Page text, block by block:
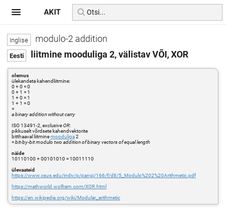
modulo-2 addition
liitmine mooduliga 2, välistav VÕI, XOR
olemus
ülekandeta kahendliitmine:
0 + 0 = 0
0 + 1 = 1
1 + 0 = 1
1 + 1 = 0
=
a binary addition without carry
ISO 13491-2,exclusive OR:
pikkuselt võrdsete kahendvektorite
bitthaaval liitminemooduliga2
=bit-by-bit modulo two addition of binary vectors of equal length
näide
10110100 + 00101010 = 10011110
ülevaateid
https://www.csus.edu/indiv/p/pangj/166/f/d8/5_Modulo%202%20Arithmetic.pdf
https://mathworld.wolfram.com/XOR.html
https://en.wikipedia.org/wiki/Modular_arithmetic
AKIT